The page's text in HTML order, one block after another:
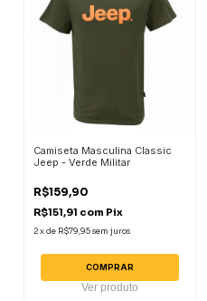
Camiseta Masculina Classic
Jeep - Verde Militar
R$159,90
R$151,91 com Pix
2xde R$79,95sem juros
COMPRAR
Ver produto